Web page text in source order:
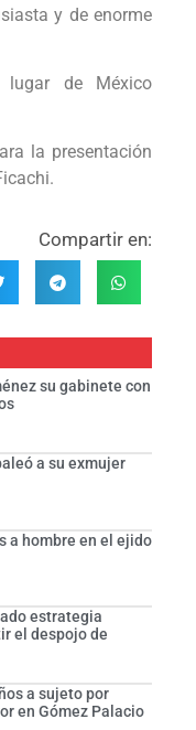
y de enorme
de México
la presentación
Compartir en:
su gabinete con
a su exmujer
a hombre en el ejido
estrategia
el despojo de
a sujeto por
en Gómez Palacio